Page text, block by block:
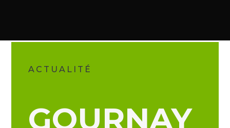
ACTUALITÉ
GOURNAY